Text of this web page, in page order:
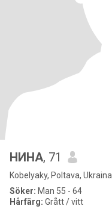
НИНА, 71
Kobelyaky, Poltava, Ukraina
Söker: Man 55 - 64
Hårfärg: Grått / vitt